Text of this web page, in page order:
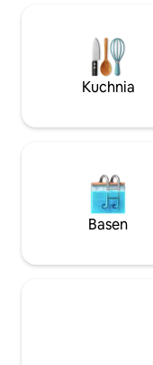
narciarstwa
min samochodem).
kontakcie dzięki
światłowodowemu i
Kuchnia
Basen